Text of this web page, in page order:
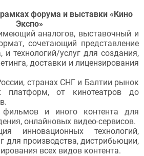
форума и выставки «Кино
Экспо»
аналогов, выставочный и
сочетающий представление
и технологий/услуг для создания,
доставки и лицензирования
странах СНГ и Балтии рынок
платформ, от кинотеатров до
и иного контента для
онлайновых видео-сервисов.
технологий,
для производства, дистрибьюции,
всех видов контента.